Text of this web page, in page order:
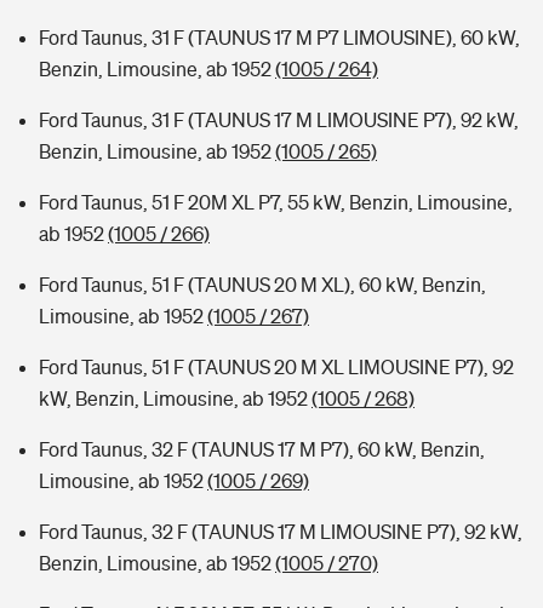
Ford Taunus, 31 F (TAUNUS 17 M P7 LIMOUSINE), 60 kW,
Benzin, Limousine, ab 1952(1005 / 264)
Ford Taunus, 31 F (TAUNUS 17 M LIMOUSINE P7), 92 kW,
Benzin, Limousine, ab 1952(1005 / 265)
Ford Taunus, 51 F 20M XL P7, 55 kW, Benzin, Limousine,
ab 1952(1005 / 266)
Ford Taunus, 51 F (TAUNUS 20 M XL), 60 kW, Benzin,
Limousine, ab 1952(1005 / 267)
Ford Taunus, 51 F (TAUNUS 20 M XL LIMOUSINE P7), 92
kW, Benzin, Limousine, ab 1952(1005 / 268)
Ford Taunus, 32 F (TAUNUS 17 M P7), 60 kW, Benzin,
Limousine, ab 1952(1005 / 269)
Ford Taunus, 32 F (TAUNUS 17 M LIMOUSINE P7), 92 kW,
Benzin, Limousine, ab 1952(1005 / 270)